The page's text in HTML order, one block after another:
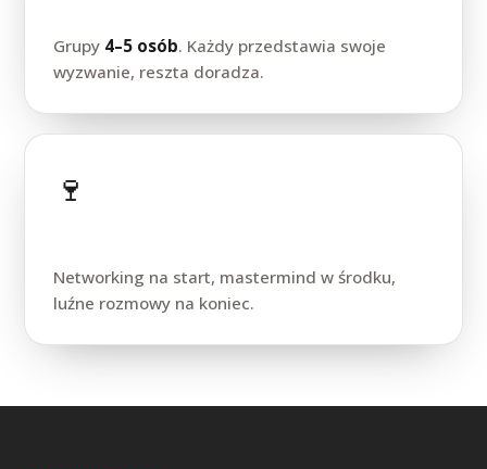
Grupy 4–5 osób. Każdy przedstawia swoje
wyzwanie, reszta doradza.
🍷
Networking na start, mastermind w środku,
luźne rozmowy na koniec.